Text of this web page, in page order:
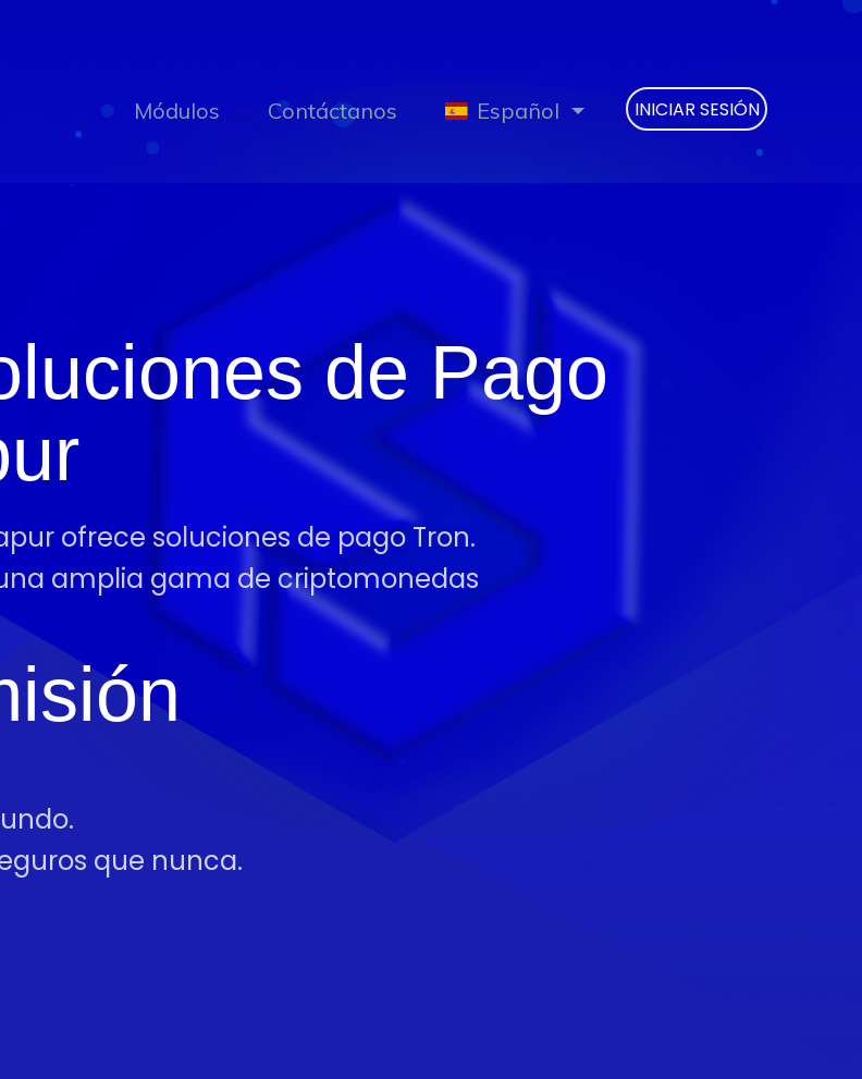
INICIAR SESIÓN
Módulos Contáctanos Español
de Pago
ofrece soluciones de pago Tron.
amplia gama de criptomonedas
que nunca.